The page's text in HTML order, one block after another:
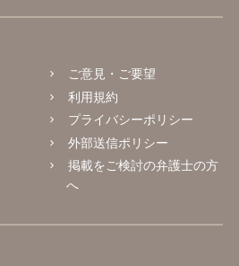
ご意見・ご要望
利用規約
プライバシーポリシー
外部送信ポリシー
掲載をご検討の弁護士の方
へ